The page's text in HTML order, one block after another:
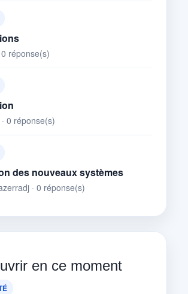
réponse(s)
0 réponse(s)
des nouveaux systèmes
· 0 réponse(s)
en ce moment